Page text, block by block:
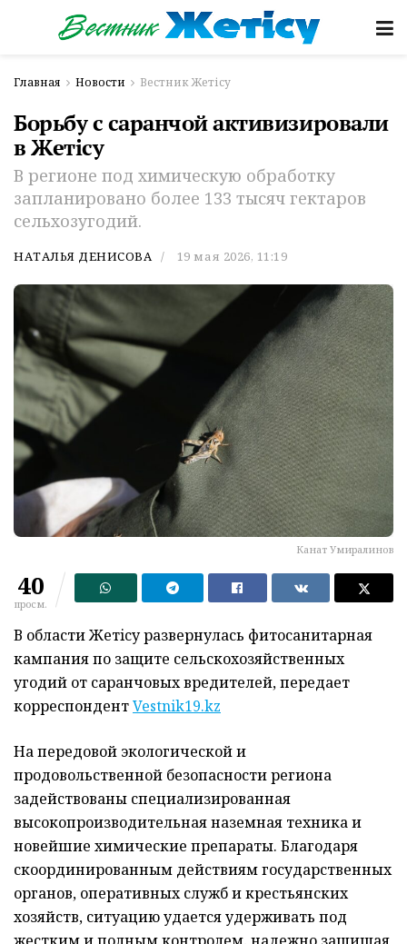
Главная Новости Вестник Жетісу
Борьбу с саранчой активизировали
в Жетісу
В регионе под химическую обработку
запланировано более 133 тысяч гектаров
сельхозугодий.
НАТАЛЬЯ ДЕНИСОВА 19 мая 2026, 11:19
Канат Умиралинов
40
просм.
В области Жетicу развернулась фитосанитарная
кампания по защите сельскохозяйственных
угодий от саранчовых вредителей, передает
корреспондентVestnik19.kz
На передовой экологической и
продовольственной безопасности региона
задействованы специализированная
высокопроизводительная наземная техника и
новейшие химические препараты. Благодаря
скоординированным действиям государственных
органов, оперативных служб и крестьянских
хозяйств, ситуацию удается удерживать под